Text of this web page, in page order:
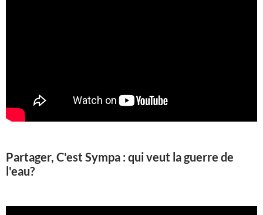
Partager, C'est Sympa : qui veut la guerre de
l'eau?